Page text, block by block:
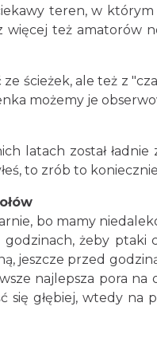
teren, w którym
więcej też
ścieżek, ale też z
możemy je
latach został
to zrób to
bo mamy
godzinach, żeby
jeszcze przed
najlepsza pora na
się głębiej, wtedy